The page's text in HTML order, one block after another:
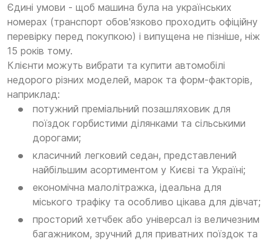
Єдині умови - щоб машина була на українських
номерах (транспорт обов'язково проходить офіційну
перевірку перед покупкою) і випущена не пізніше, ніж
15 років тому.
Клієнти можуть вибрати та купити автомобілі
недорого різних моделей, марок та форм-факторів,
наприклад:
потужний преміальний позашляховик для
поїздок горбистими ділянками та сільськими
дорогами;
класичний легковий седан, представлений
найбільшим асортиментом у Києві та Україні;
економічна малолітражка, ідеальна для
міського трафіку та особливо цікава для дівчат;
просторий хетчбек або універсал із величезним
багажником, зручний для приватних поїздок та